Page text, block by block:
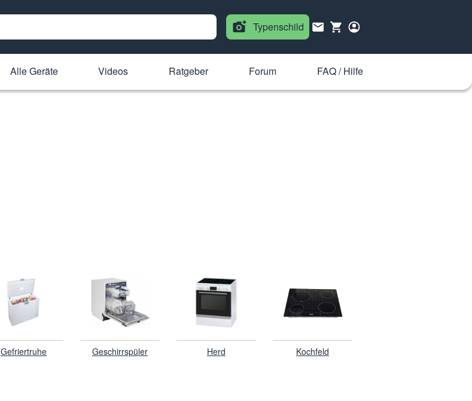
Typenschild
Alle Geräte Videos Ratgeber Forum FAQ / Hilfe
Gefriertruhe Geschirrspüler Herd Kochfeld